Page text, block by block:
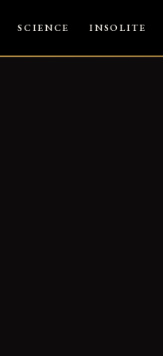
SCIENCE INSOLITE